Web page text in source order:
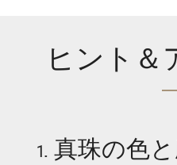
ヒント＆
1. 真珠の色